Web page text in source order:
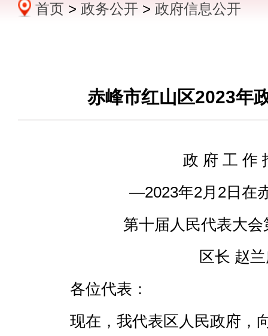
办事服务 政民互动 数据发
首页 > 政务公开 > 政府信息公开
赤峰市红山区2023年
政 府 工 作
—2023年2月2日在
第十届人民代表大
区长 赵
各位代表：
现在，我代表区人民政府，